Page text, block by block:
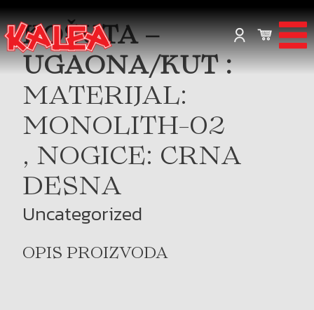
KOŠUTA –
UGAONA/KUT :
MATERIJAL:
MONOLITH-02
, NOGICE: CRNA
DESNA
Uncategorized
OPIS PROIZVODA